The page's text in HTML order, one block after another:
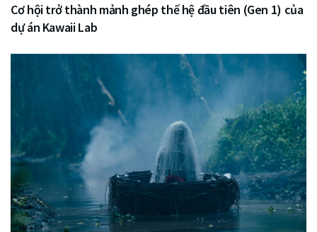
Cơ hội trở thành mảnh ghép thế hệ đầu tiên (Gen 1) của
dự án Kawaii Lab